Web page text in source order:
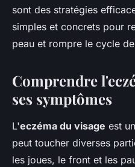
sont des stratégies
simples et concrets pour
peau et rompre le cycle
Comprendre
ses symptômes
L'eczéma du visage est
peut toucher diverses
les joues, le front et les